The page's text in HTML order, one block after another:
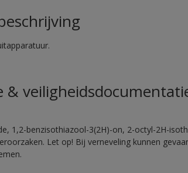
&
1,2-benzisothiazool-3(2H)-on, 2-octyl-2H-
Let op! Bij verneveling kunnen